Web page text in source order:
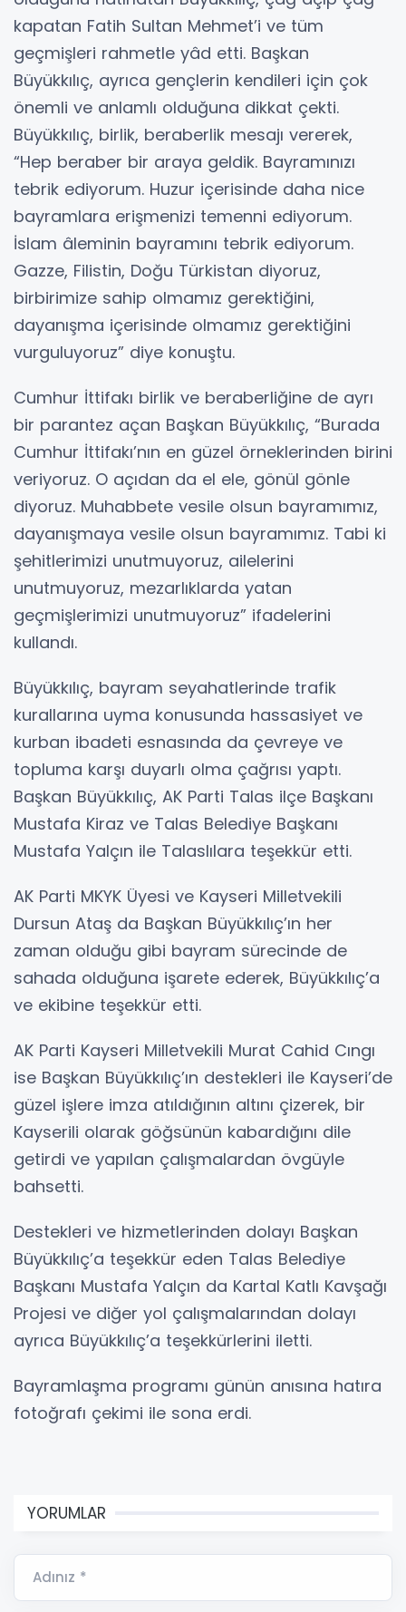
kapatan Fatih Sultan Mehmet’i ve tüm
geçmişleri rahmetle yâd etti. Başkan
Büyükkılıç, ayrıca gençlerin kendileri için çok
önemli ve anlamlı olduğuna dikkat çekti.
Büyükkılıç, birlik, beraberlik mesajı vererek,
“Hep beraber bir araya geldik. Bayramınızı
tebrik ediyorum. Huzur içerisinde daha nice
bayramlara erişmenizi temenni ediyorum.
İslam âleminin bayramını tebrik ediyorum.
Gazze, Filistin, Doğu Türkistan diyoruz,
birbirimize sahip olmamız gerektiğini,
dayanışma içerisinde olmamız gerektiğini
vurguluyoruz” diye konuştu.
Cumhur İttifakı birlik ve beraberliğine de ayrı
bir parantez açan Başkan Büyükkılıç, “Burada
Cumhur İttifakı’nın en güzel örneklerinden birini
veriyoruz. O açıdan da el ele, gönül gönle
diyoruz. Muhabbete vesile olsun bayramımız,
dayanışmaya vesile olsun bayramımız. Tabi ki
şehitlerimizi unutmuyoruz, ailelerini
unutmuyoruz, mezarlıklarda yatan
geçmişlerimizi unutmuyoruz” ifadelerini
kullandı.
Büyükkılıç, bayram seyahatlerinde trafik
kurallarına uyma konusunda hassasiyet ve
kurban ibadeti esnasında da çevreye ve
topluma karşı duyarlı olma çağrısı yaptı.
Başkan Büyükkılıç, AK Parti Talas ilçe Başkanı
Mustafa Kiraz ve Talas Belediye Başkanı
Mustafa Yalçın ile Talaslılara teşekkür etti.
AK Parti MKYK Üyesi ve Kayseri Milletvekili
Dursun Ataş da Başkan Büyükkılıç’ın her
zaman olduğu gibi bayram sürecinde de
sahada olduğuna işarete ederek, Büyükkılıç’a
ve ekibine teşekkür etti.
AK Parti Kayseri Milletvekili Murat Cahid Cıngı
ise Başkan Büyükkılıç’ın destekleri ile Kayseri’de
güzel işlere imza atıldığının altını çizerek, bir
Kayserili olarak göğsünün kabardığını dile
getirdi ve yapılan çalışmalardan övgüyle
bahsetti.
Destekleri ve hizmetlerinden dolayı Başkan
Büyükkılıç’a teşekkür eden Talas Belediye
Başkanı Mustafa Yalçın da Kartal Katlı Kavşağı
Projesi ve diğer yol çalışmalarından dolayı
ayrıca Büyükkılıç’a teşekkürlerini iletti.
Bayramlaşma programı günün anısına hatıra
fotoğrafı çekimi ile sona erdi.
YORUMLAR
Adınız *